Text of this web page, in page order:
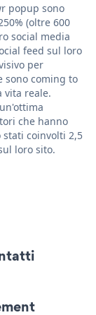
popup sono
(oltre 600
social media
feed sul loro
per
sono coming to
vita reale.
che hanno
coinvolti 2,5
loro sito.